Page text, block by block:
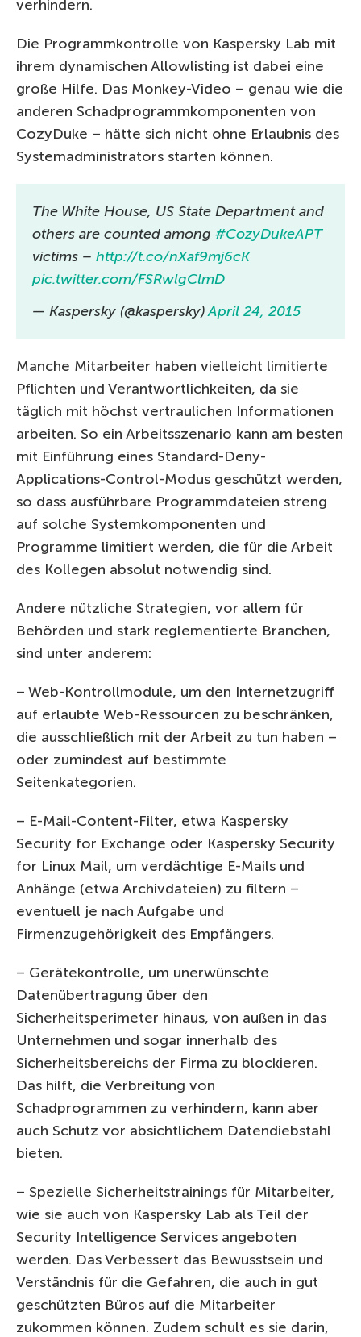
verhindern.
Die Programmkontrolle von Kaspersky Lab mit
ihrem dynamischen Allowlisting ist dabei eine
große Hilfe. Das Monkey-Video – genau wie die
anderen Schadprogrammkomponenten von
CozyDuke – hätte sich nicht ohne Erlaubnis des
Systemadministrators starten können.
The White House, US State Department and
others are counted among #CozyDukeAPT
victims – http://t.co/nXaf9mj6cK
pic.twitter.com/FSRwlgClmD
— Kaspersky (@kaspersky)April 24, 2015
Manche Mitarbeiter haben vielleicht limitierte
Pflichten und Verantwortlichkeiten, da sie
täglich mit höchst vertraulichen Informationen
arbeiten. So ein Arbeitsszenario kann am besten
mit Einführung eines Standard-Deny-
Applications-Control-Modus geschützt werden,
so dass ausführbare Programmdateien streng
auf solche Systemkomponenten und
Programme limitiert werden, die für die Arbeit
des Kollegen absolut notwendig sind.
Andere nützliche Strategien, vor allem für
Behörden und stark reglementierte Branchen,
sind unter anderem:
– Web-Kontrollmodule, um den Internetzugriff
auf erlaubte Web-Ressourcen zu beschränken,
die ausschließlich mit der Arbeit zu tun haben –
oder zumindest auf bestimmte
Seitenkategorien.
– E-Mail-Content-Filter, etwa Kaspersky
Security for Exchange oder Kaspersky Security
for Linux Mail, um verdächtige E-Mails und
Anhänge (etwa Archivdateien) zu filtern –
eventuell je nach Aufgabe und
Firmenzugehörigkeit des Empfängers.
– Gerätekontrolle, um unerwünschte
Datenübertragung über den
Sicherheitsperimeter hinaus, von außen in das
Unternehmen und sogar innerhalb des
Sicherheitsbereichs der Firma zu blockieren.
Das hilft, die Verbreitung von
Schadprogrammen zu verhindern, kann aber
auch Schutz vor absichtlichem Datendiebstahl
bieten.
– Spezielle Sicherheitstrainings für Mitarbeiter,
wie sie auch von Kaspersky Lab als Teil der
Security Intelligence Services angeboten
werden. Das Verbessert das Bewusstsein und
Verständnis für die Gefahren, die auch in gut
geschützten Büros auf die Mitarbeiter
zukommen können. Zudem schult es sie darin,